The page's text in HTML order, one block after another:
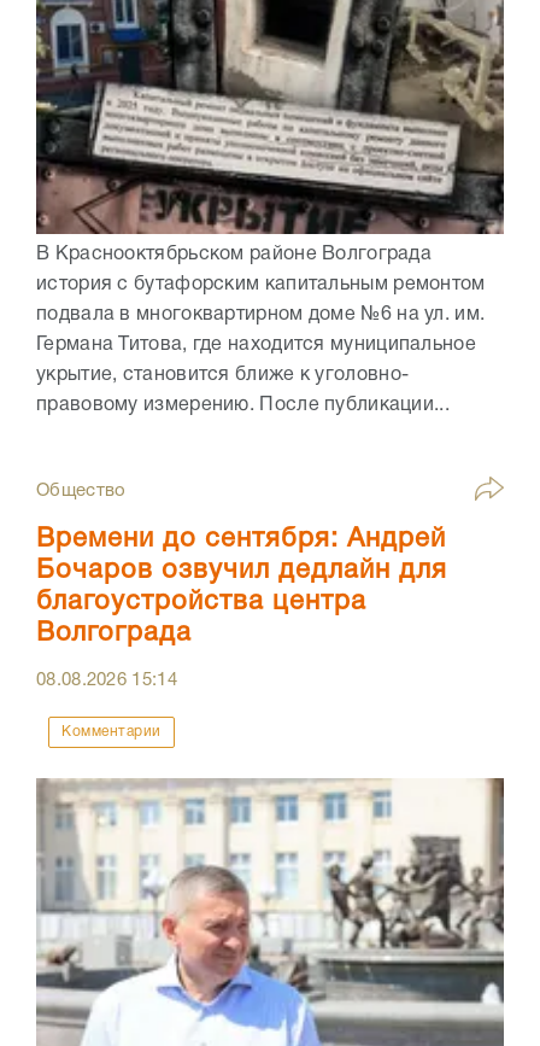
В Краснооктябрьском районе Волгограда
история с бутафорским капитальным ремонтом
подвала в многоквартирном доме №6 на ул. им.
Германа Титова, где находится муниципальное
укрытие, становится ближе к уголовно-
правовому измерению. После публикации...
Общество
Времени до сентября: Андрей
Бочаров озвучил дедлайн для
благоустройства центра
Волгограда
08.08.2026 15:14
Комментарии